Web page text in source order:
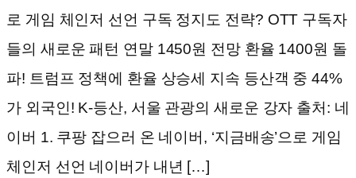
로 게임 체인저 선언 구독 정지도 전략? OTT 구독자
들의 새로운 패턴 연말 1450원 전망 환율 1400원 돌
파! 트럼프 정책에 환율 상승세 지속 등산객 중 44%
가 외국인! K-등산, 서울 관광의 새로운 강자 출처: 네
이버 1. 쿠팡 잡으러 온 네이버, ‘지금배송’으로 게임
체인저 선언 네이버가 내년 […]